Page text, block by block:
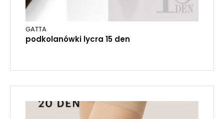
GATTA
podkolanówki lycra 15 den